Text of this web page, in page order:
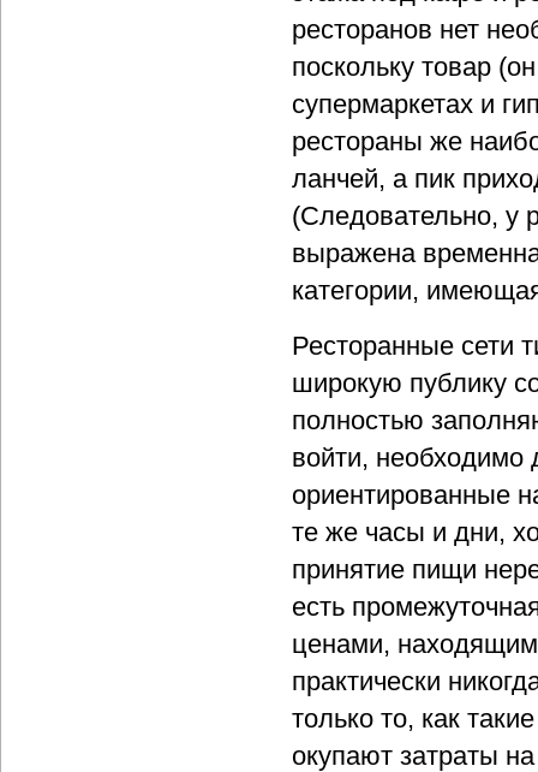
ресторанов нет
поскольку товар
супермаркетах и
рестораны же
ланчей, а пик
(Следовательно, у
выражена
категории,
Ресторанные сети
широкую публику
полностью
войти, необходимо
ориентированные
те же часы и дни,
принятие пищи
есть
ценами,
практически
только то, как
окупают затраты